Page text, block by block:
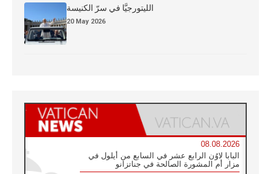
الليتورجيَّا في سرّ الكنيسة
20 May 2026
08.08.2026
البابا لاوُن الرابع عشر في السابع من أيلول في
مزار أم المشورة الصالحة في جناتزانو